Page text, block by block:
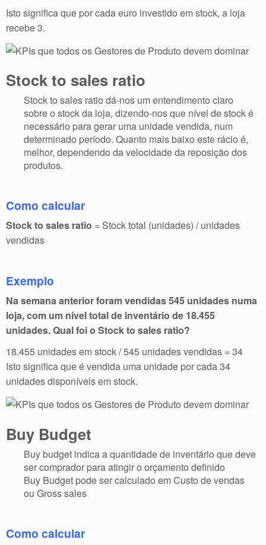
Isto significa que por cada euro investido em stock, a loja
recebe 3.
Stock to sales ratio
Stock to sales ratio dá-nos um entendimento claro
sobre o stock da loja, dizendo-nos que nível de stock é
necessário para gerar uma unidade vendida, num
determinado período. Quanto mais baixo este rácio é,
melhor, dependendo da velocidade da reposição dos
produtos.
Como calcular
Stock to sales ratio = Stock total (unidades) / unidades
vendidas
Exemplo
Na semana anterior foram vendidas 545 unidades numa
loja, com um nível total de inventário de 18.455
unidades. Qual foi o Stock to sales ratio?
18.455 unidades em stock / 545 unidades vendidas = 34
Isto significa que é vendida uma unidade por cada 34
unidades disponíveis em stock.
Buy Budget
Buy budget indica a quantidade de inventário que deve
ser comprador para atingir o orçamento definido
Buy Budget pode ser calculado em Custo de vendas
ou Gross sales
Como calcular